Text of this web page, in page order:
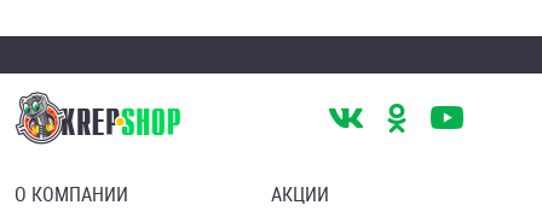
О КОМПАНИИ
АКЦИИ